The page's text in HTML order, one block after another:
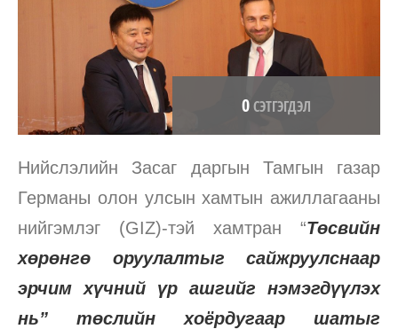
0СЭТГЭГДЭЛ
Нийслэлийн Засаг даргын Тамгын газар
Германы олон улсын хамтын ажиллагааны
нийгэмлэг (GIZ)-тэй хамтран “Төсвийн
хөрөнгө оруулалтыг сайжруулснаар
эрчим хүчний үр ашгийг нэмэгдүүлэх
нь” төслийн хоёрдугаар шатыг